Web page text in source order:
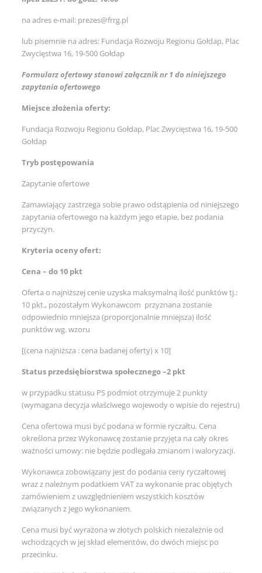
na adres e-mail: prezes@frrg.pl
lub pisemnie na adres: Fundacja Rozwoju Regionu Gołdap, Plac
Zwycięstwa 16, 19-500 Gołdap
Formularz ofertowy stanowi załącznik nr 1 do niniejszego
zapytania ofertowego
Miejsce złożenia oferty:
Fundacja Rozwoju Regionu Gołdap, Plac Zwycięstwa 16, 19-500
Gołdap
Tryb postępowania
Zapytanie ofertowe
Zamawiający zastrzega sobie prawo odstąpienia od niniejszego
zapytania ofertowego na każdym jego etapie, bez podania
przyczyn.
Kryteria oceny ofert:
Cena – do 10 pkt
Oferta o najniższej cenie uzyska maksymalną ilość punktów tj.:
10 pkt., pozostałym Wykonawcom przyznana zostanie
odpowiednio mniejsza (proporcjonalnie mniejsza) ilość
punktów wg. wzoru
[(cena najniższa : cena badanej oferty) x 10]
Status przedsiębiorstwa społecznego –2 pkt
w przypadku statusu PS podmiot otrzymuje 2 punkty
(wymagana decyzja właściwego wojewody o wpisie do rejestru)
Cena ofertowa musi być podana w formie ryczałtu. Cena
określona przez Wykonawcę zostanie przyjęta na cały okres
ważności umowy: nie będzie podlegała zmianom i waloryzacji.
Wykonawca zobowiązany jest do podania ceny ryczałtowej
wraz z należnym podatkiem VAT za wykonanie prac objętych
zamówieniem z uwzględnieniem wszystkich kosztów
związanych z jego wykonaniem.
Cena musi być wyrażona w złotych polskich niezależnie od
wchodzących w jej skład elementów, do dwóch miejsc po
przecinku.